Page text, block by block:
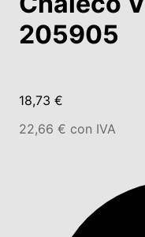
205905
18,73 €
22,66 € con IVA